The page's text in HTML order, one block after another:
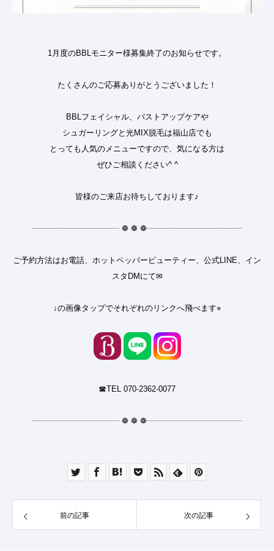
1月度のBBLモニター様募集終了のお知らせです。
たくさんのご応募ありがとうございました！
BBLフェイシャル、バストアップケアや
シュガーリングと光MIX脱毛は福山店でも
とっても人気のメニューですので、気になる方は
ぜひご相談ください^ ^
皆様のご来店お待ちしております♪
┈┈┈┈┈┈┈┈┈┈┈ ❁ ❁ ❁┈┈┈┈┈┈┈┈┈┈┈┈
ご予約方法はお電話、ホットペッパービューティー、公式LINE、イン
スタDMにて✉︎
↓の画像タップでそれぞれのリンクへ飛べます⭐︎
☎︎TEL 070-2362-0077
┈┈┈┈┈┈┈┈┈┈┈ ❁ ❁ ❁┈┈┈┈┈┈┈┈┈┈┈┈
前の記事 次の記事